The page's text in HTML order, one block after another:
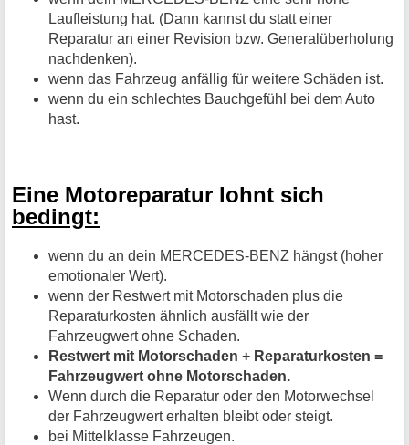
Laufleistung hat. (Dann kannst du statt einer
Reparatur an einer Revision bzw. Generalüberholung
nachdenken).
wenn das Fahrzeug anfällig für weitere Schäden ist.
wenn du ein schlechtes Bauchgefühl bei dem Auto
hast.
Eine Motoreparatur lohnt sich
bedingt:
wenn du an dein MERCEDES-BENZ hängst (hoher
emotionaler Wert).
wenn der Restwert mit Motorschaden plus die
Reparaturkosten ähnlich ausfällt wie der
Fahrzeugwert ohne Schaden.
Restwert mit Motorschaden + Reparaturkosten =
Fahrzeugwert ohne Motorschaden.
Wenn durch die Reparatur oder den Motorwechsel
der Fahrzeugwert erhalten bleibt oder steigt.
bei Mittelklasse Fahrzeugen.